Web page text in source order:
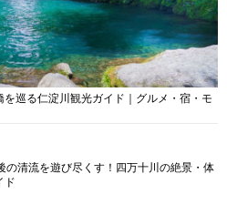
巡る仁淀川観光ガイド｜グルメ・宿・モ
の清流を遊び尽くす！四万十川の絶景・体
ド